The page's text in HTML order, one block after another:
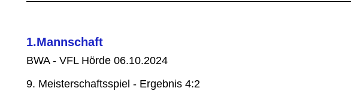
1.Mannschaft
BWA - VFL Hörde 06.10.2024
9. Meisterschaftsspiel - Ergebnis 4:2